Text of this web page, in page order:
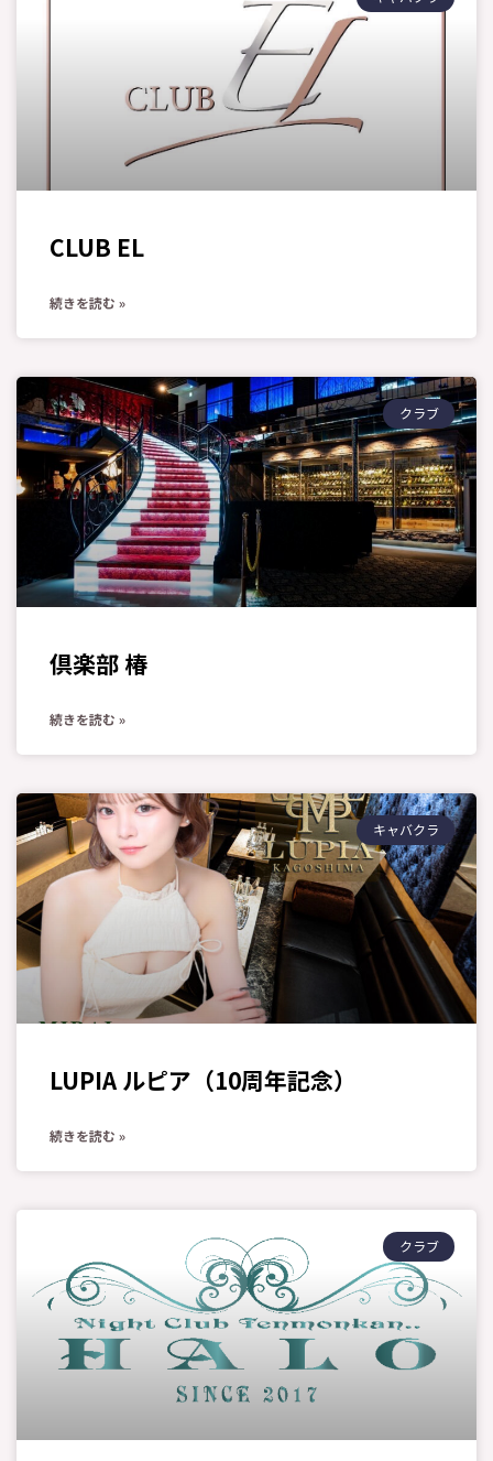
CLUB EL
続きを読む »
クラブ
倶楽部 椿
続きを読む »
キャバクラ
LUPIA ルピア（10周年記念）
続きを読む »
クラブ